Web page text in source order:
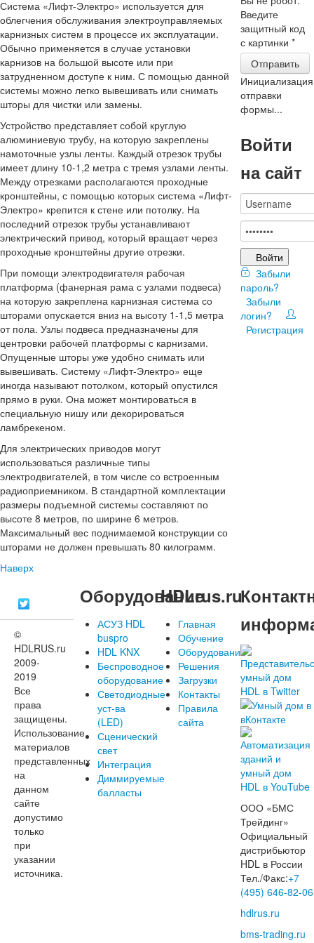
Система «Лифт-Электро» используется для
облегчения обслуживания электроуправляемых
карнизных систем в процессе их эксплуатации.
Обычно применяется в случае установки
карнизов на большой высоте или при
затрудненном доступе к ним. С помощью данной
системы можно легко вывешивать или снимать
шторы для чистки или замены.
Устройство представляет собой круглую
алюминиевую трубу, на которую закреплены
намоточные узлы ленты. Каждый отрезок трубы
имеет длину 10-1,2 метра с тремя узлами ленты.
Между отрезками располагаются проходные
кронштейны, с помощью которых система «Лифт-
Электро» крепится к стене или потолку. На
последний отрезок трубы устанавливают
электрический привод, который вращает через
проходные кронштейны другие отрезки.
При помощи электродвигателя рабочая
платформа (фанерная рама с узлами подвеса)
на которую закреплена карнизная система со
шторами опускается вниз на высоту 1-1,5 метра
от пола. Узлы подвеса предназначены для
центровки рабочей платформы с карнизами.
Опущенные шторы уже удобно снимать или
вывешивать. Систему «Лифт-Электро» еще
иногда называют потолком, который опустился
прямо в руки. Она может монтироваться в
специальную нишу или декорироваться
ламбрекеном.
Для электрических приводов могут
использоваться различные типы
электродвигателей, в том числе со встроенным
радиоприемником. В стандартной комплектации
размеры подъемной системы составляют по
высоте 8 метров, по ширине 6 метров.
Максимальный вес поднимаемой конструкции со
шторами не должен превышать 80 килограмм.
Наверх
Введите
защитный код
с картинки*
Отправить
Инициализация
отправки
формы...
Войти
на сайт
Войти
Забыли
пароль?
Забыли
логин?
Регистрация
©
HDLRUS.ru
2009-
2019
Все
права
защищены.
Использование
материалов
представленных
на
данном
сайте
допустимо
только
при
указании
источника.
Оборудование
АСУЗ HDL
buspro
HDL KNX
Беспроводное
оборудование
Светодиодные
уст-ва
(LED)
Сценический
свет
Интеграция
Диммируемые
балласты
HDLrus.ru
Главная
Обучение
Оборудование
Решения
Загрузки
Контакты
Правила
сайта
ООО «БМС
Трейдинг»
Официальный
дистрибьютор
HDL в России
Тел./Факс:+7
(495) 646-82-06
hdlrus.ru
bms-trading.ru